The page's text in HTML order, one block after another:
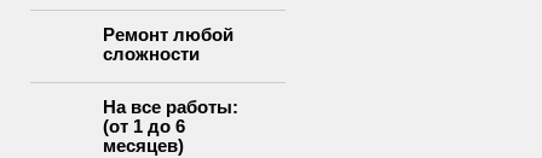
Ремонт любой
сложности
На все работы:
(от 1 до 6
месяцев)